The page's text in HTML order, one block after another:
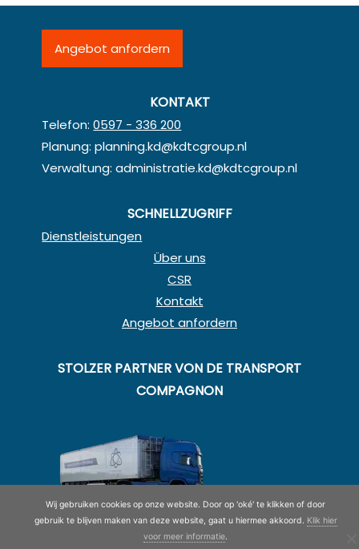
Angebot anfordern
KONTAKT
Telefon:0597 - 336 200
Planung:planning.kd@kdtcgroup.nl
Verwaltung:administratie.kd@kdtcgroup.nl
SCHNELLZUGRIFF
Dienstleistungen
Über uns
CSR
Kontakt
Angebot anfordern
STOLZER PARTNER VON DE TRANSPORT
COMPAGNON
Wij gebruiken cookies op onze website. Door op 'oké' te klikken of door
gebruik te blijven maken van deze website, gaat u hiermee akkoord. Klik hier
voor meer informatie.